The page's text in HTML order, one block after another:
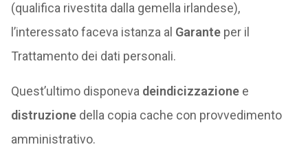
(qualifica rivestita dalla gemella irlandese),
l’interessato faceva istanza al Garanteper il
Trattamento dei dati personali.
Quest’ultimo disponeva deindicizzazionee
distruzionedella copia cache con provvedimento
amministrativo.